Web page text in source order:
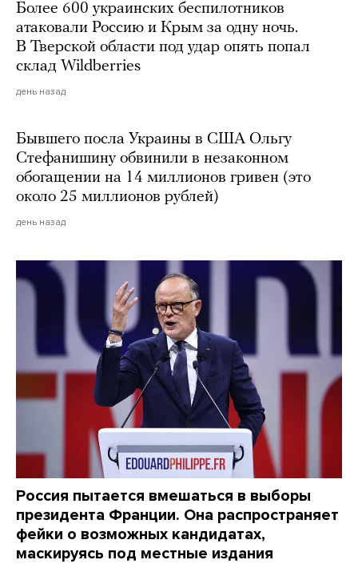
Более 600 украинских беспилотников
атаковали Россию и Крым за одну ночь.
В Тверской области под удар опять попал
склад Wildberries
день назад
Бывшего посла Украины в США Ольгу
Стефанишину обвинили в незаконном
обогащении на 14 миллионов гривен (это
около 25 миллионов рублей)
день назад
Россия пытается вмешаться в выборы
президента Франции. Она распространяет
фейки о возможных кандидатах,
маскируясь под местные издания